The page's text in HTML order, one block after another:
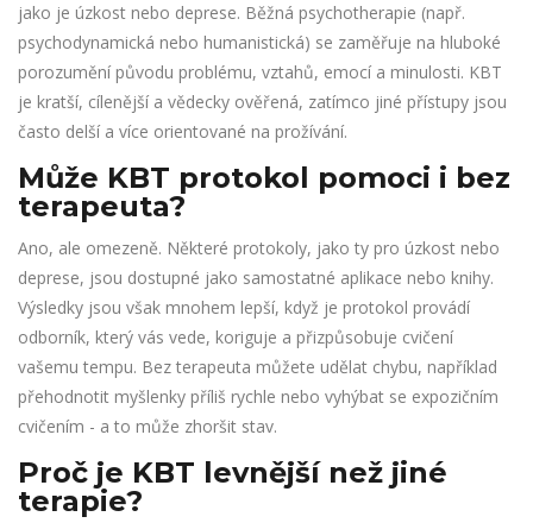
jako je úzkost nebo deprese. Běžná psychotherapie (např.
psychodynamická nebo humanistická) se zaměřuje na hluboké
porozumění původu problému, vztahů, emocí a minulosti. KBT
je kratší, cílenější a vědecky ověřená, zatímco jiné přístupy jsou
často delší a více orientované na prožívání.
Může KBT protokol pomoci i bez
terapeuta?
Ano, ale omezeně. Některé protokoly, jako ty pro úzkost nebo
deprese, jsou dostupné jako samostatné aplikace nebo knihy.
Výsledky jsou však mnohem lepší, když je protokol provádí
odborník, který vás vede, koriguje a přizpůsobuje cvičení
vašemu tempu. Bez terapeuta můžete udělat chybu, například
přehodnotit myšlenky příliš rychle nebo vyhýbat se expozičním
cvičením - a to může zhoršit stav.
Proč je KBT levnější než jiné
terapie?